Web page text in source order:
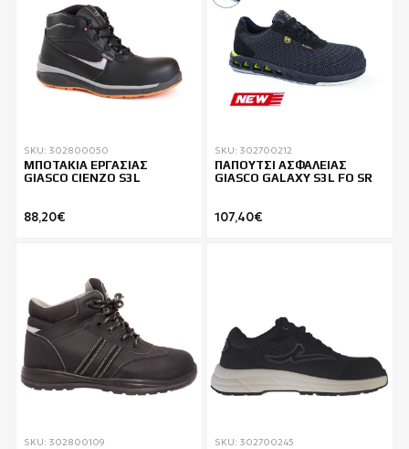
SKU: 302800050
ΜΠΟΤΑΚΙΑ ΕΡΓΑΣΙΑΣ
GIASCO CIENZO S3L
88,20€
SKU: 302700212
ΠΑΠΟΥΤΣΙ ΑΣΦΑΛΕΙΑΣ
GIASCO GALAXY S3L FO SR
107,40€
SKU: 302800109 SKU: 302700245